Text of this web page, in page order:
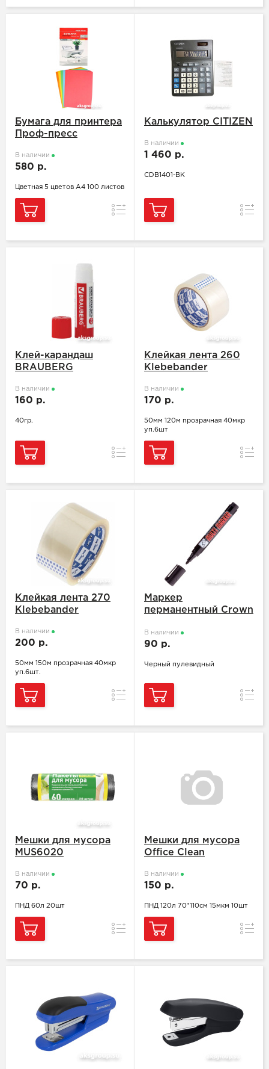
Бумага для принтера
Проф-пресс
В наличии
580 р.
Цветная 5 цветов А4 100 листов
Сравнение
Калькулятор CITIZEN
В наличии
1 460 р.
CDB1401-BK
Клей-карандаш
BRAUBERG
В наличии
160 р.
40гр.
Сравнение
Клейкая лента 260
Klebebander
В наличии
170 р.
50мм 120м прозрачная 40мкр
уп.6шт
Клейкая лента 270
Klebebander
В наличии
200 р.
50мм 150м прозрачная 40мкр
уп.6шт.
Сравнение
Маркер
перманентный Crown
В наличии
90 р.
Черный пулевидный
Мешки для мусора
MUS6020
В наличии
70 р.
ПНД 60л 20шт
Сравнение
Мешки для мусора
Office Clean
В наличии
150 р.
ПНД 120л 70*110см 15мкм 10шт